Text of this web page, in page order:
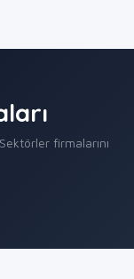
firmalarını